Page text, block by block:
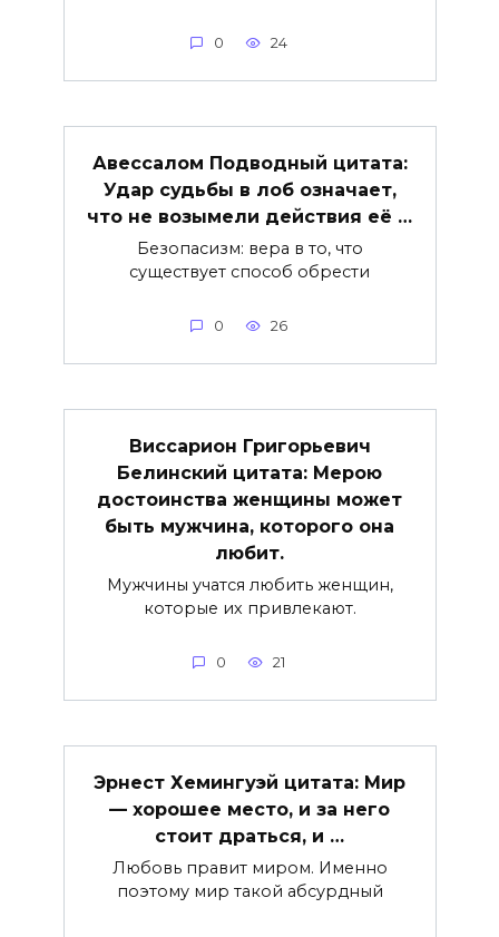
0 24
Авессалом Подводный цитата:
Удар судьбы в лоб означает,
что не возымели действия её …
Безопасизм: вера в то, что
существует способ обрести
0 26
Виссарион Григорьевич
Белинский цитата: Мерою
достоинства женщины может
быть мужчина, которого она
любит.
Мужчины учатся любить женщин,
которые их привлекают.
0 21
Эрнест Хемингуэй цитата: Мир
— хорошее место, и за него
стоит драться, и …
Любовь правит миром. Именно
поэтому мир такой абсурдный